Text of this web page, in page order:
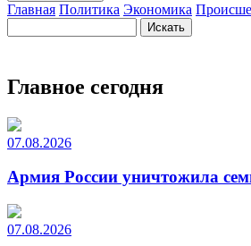
Главная Политика Экономика
Главное сегодня
07.08.2026
Армия России уничтожила
07.08.2026